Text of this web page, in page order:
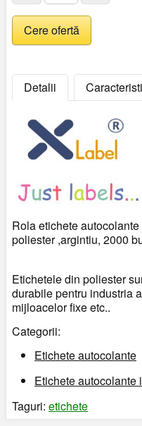
Detalii
Rola etichete
poliester ,argintiu, 2000
Etichetele din poliester
durabile pentru industria
mijloacelor fixe etc..
Categorii:
Etichete autocolante
Etichete autocolante
Taguri: etichete